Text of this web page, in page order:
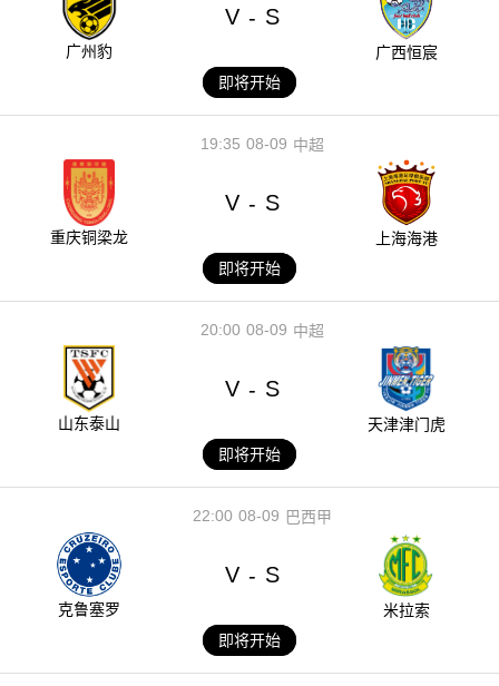
广州豹
V - S
广西恒宸
即将开始
08-09
19:35 中超
重庆铜梁龙
V - S
上海海港
即将开始
08-09
20:00 中超
山东泰山
V - S
天津津门虎
即将开始
08-09
22:00 巴西甲
克鲁塞罗
V - S
米拉索
即将开始